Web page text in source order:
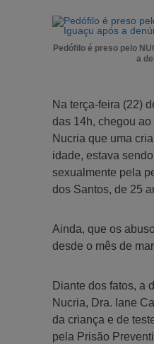
Pedófilo é preso pelo
a
Na terça-feira (22)
das 14h, chegou
Nucria que uma
idade, estava
sexualmente pela
dos Santos, de 25
Ainda, que os
desde o mês de
Diante dos fatos, a
Nucria, Dra. Iane
da criança e de
pela Prisão